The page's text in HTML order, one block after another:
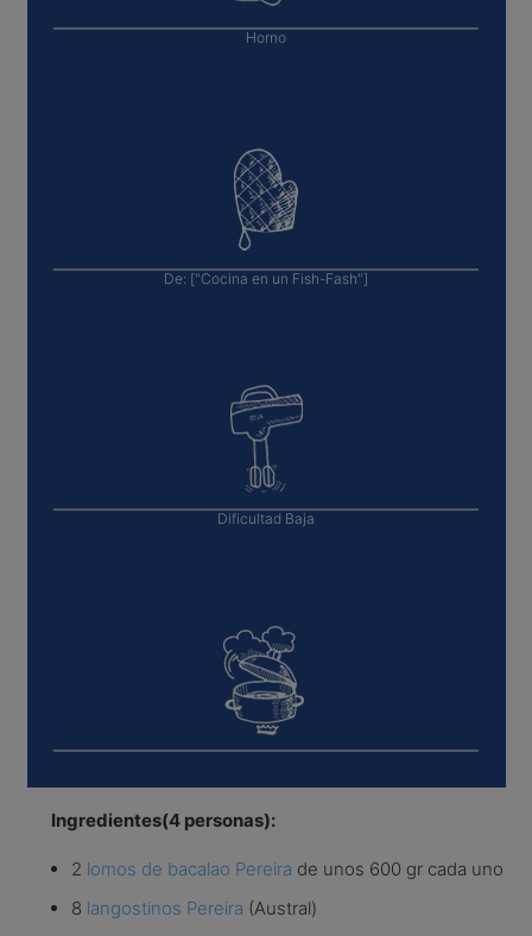
Horno
De: ["Cocina en un Fish-Fash"]
Dificultad Baja
Ingredientes(4 personas):
2 lomos de bacalao Pereira de unos 600 gr cada uno
8 langostinos Pereira (Austral)